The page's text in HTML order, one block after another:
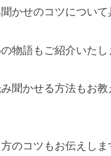
かせのコツについて
物語もご紹介いた
聞かせる方法もお
のコツもお伝えしま